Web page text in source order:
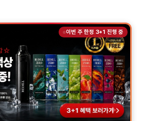
이번 주 한정 3+1 진행 중